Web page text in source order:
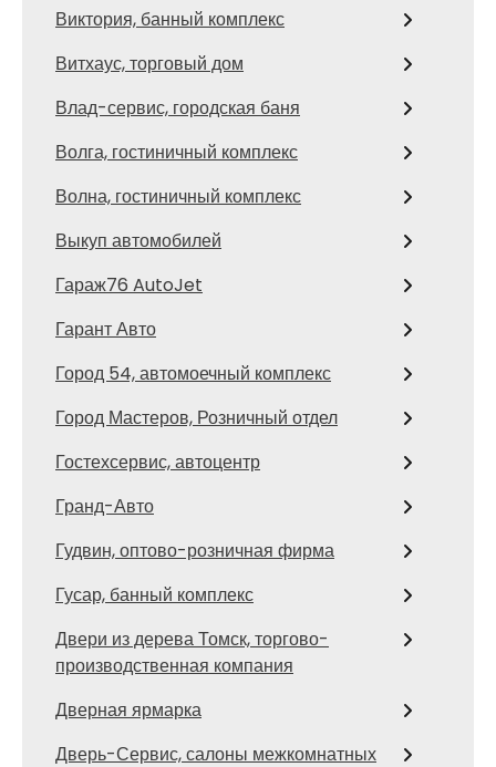
Виктория, банный комплекс
Витхаус, торговый дом
Влад-сервис, городская баня
Волга, гостиничный комплекс
Волна, гостиничный комплекс
Выкуп автомобилей
Гараж76 AutoJet
Гарант Авто
Город 54, автомоечный комплекс
Город Мастеров, Розничный отдел
Гостехсервис, автоцентр
Гранд-Авто
Гудвин, оптово-розничная фирма
Гусар, банный комплекс
Двери из дерева Томск, торгово-
производственная компания
Дверная ярмарка
Дверь-Сервис, салоны межкомнатных